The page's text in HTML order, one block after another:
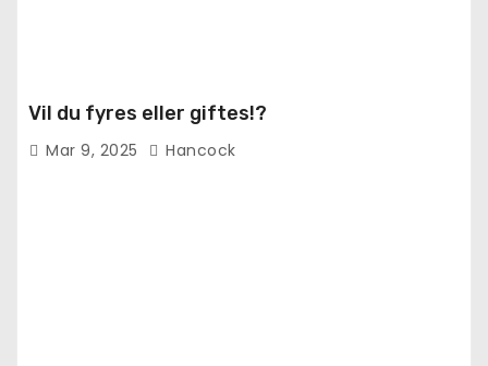
Vil du fyres eller giftes!?
Mar 9, 2025 Hancock